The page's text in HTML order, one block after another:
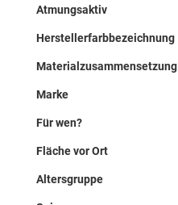
Atmungsaktiv
Herstellerfarbbezeichnung
Materialzusammensetzung
Marke
Für wen?
Fläche vor Ort
Altersgruppe